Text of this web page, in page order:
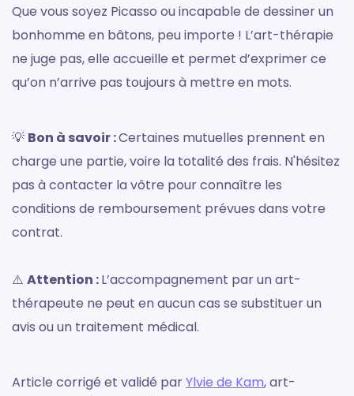
Que vous soyez Picasso ou incapable de dessiner un
bonhomme en bâtons, peu importe ! L’art-thérapie
ne juge pas, elle accueille et permet d’exprimer ce
qu’on n’arrive pas toujours à mettre en mots.
💡 Bon à savoir :Certaines mutuelles prennent en
charge une partie, voire la totalité des frais. N'hésitez
pas à contacter la vôtre pour connaître les
conditions de remboursement prévues dans votre
contrat.
⚠️ Attention :L’accompagnement par un art-
thérapeute ne peut en aucun cas se substituer un
avis ou un traitement médical.
Article corrigé et validé parYlvie de Kam, art-